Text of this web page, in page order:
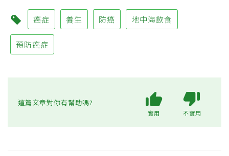
癌症 養生 防癌 地中海飲食
預防癌症
這篇文章對你有幫助嗎?
實用 不實用